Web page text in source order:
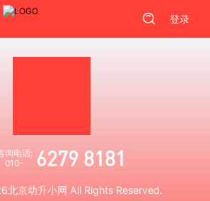
登录
询电话:
010-
6279 8181
北京幼升小网 All Rights Reserved.